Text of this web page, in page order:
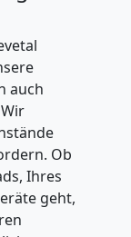
auch
Ob
Ihres
geht,